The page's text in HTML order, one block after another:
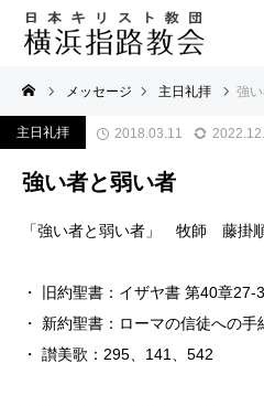
メッセージ 主日礼拝 強
主日礼拝 2018.03.11
強い者と弱い者
「強い者と弱い者」 牧師 藤掛
・ 旧約聖書：イザヤ書 第40章27-
・ 新約聖書：ローマの信徒への
・ 讃美歌：295、141、542